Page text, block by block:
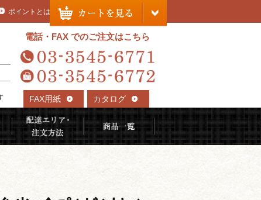
ポイントとは
電話・FAX でのご注文はこちら
FAX用紙
カタログ
る理由
ご利用用途から選ぶ 配達エリア・注文方法商品一覧